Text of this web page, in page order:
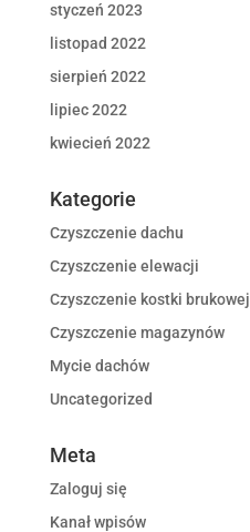
styczeń 2023
listopad 2022
sierpień 2022
lipiec 2022
kwiecień 2022
Kategorie
Czyszczenie dachu
Czyszczenie elewacji
Czyszczenie kostki brukowej
Czyszczenie magazynów
Mycie dachów
Uncategorized
Meta
Zaloguj się
Kanał wpisów